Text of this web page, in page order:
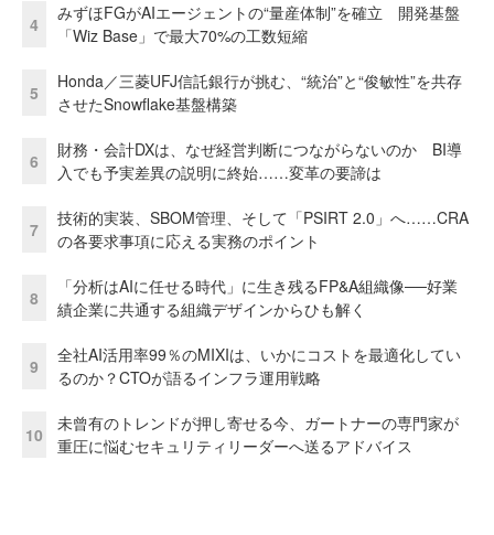
4
みずほFGがAIエージェントの“量産体制”を確立 開発基盤
「Wiz Base」で最大70%の工数短縮
5
Honda／三菱UFJ信託銀行が挑む、“統治”と“俊敏性”を共存
させたSnowflake基盤構築
6
財務・会計DXは、なぜ経営判断につながらないのか BI導
入でも予実差異の説明に終始……変革の要諦は
7
技術的実装、SBOM管理、そして「PSIRT 2.0」へ……CRA
の各要求事項に応える実務のポイント
8
「分析はAIに任せる時代」に生き残るFP&A組織像──好業
績企業に共通する組織デザインからひも解く
9
全社AI活用率99％のMIXIは、いかにコストを最適化してい
るのか？CTOが語るインフラ運用戦略
10
未曾有のトレンドが押し寄せる今、ガートナーの専門家が
重圧に悩むセキュリティリーダーへ送るアドバイス